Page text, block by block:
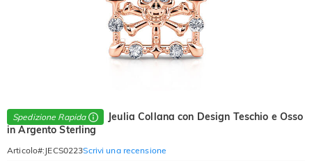
Spedizione Rapida
Jeulia Collana con Design Teschio e Osso
in Argento Sterling
Articolo#: JECS0223Scrivi una recensione